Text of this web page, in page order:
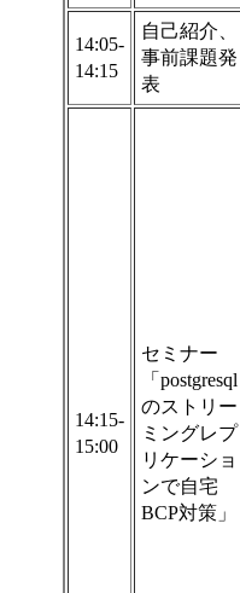
14:05-
14:15
自己紹介、
事前課題発
表
14:15-
15:00
セミナー
「postgresql
のストリー
ミングレプ
リケーショ
ンで自宅
BCP対策」